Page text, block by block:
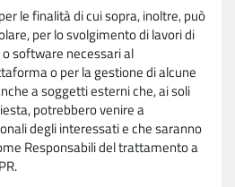
le finalità di cui sopra, inoltre, può
per lo svolgimento di lavori di
software necessari al
o per la gestione di alcune
a soggetti esterni che, ai soli
potrebbero venire a
degli interessati e che saranno
Responsabili del trattamento a